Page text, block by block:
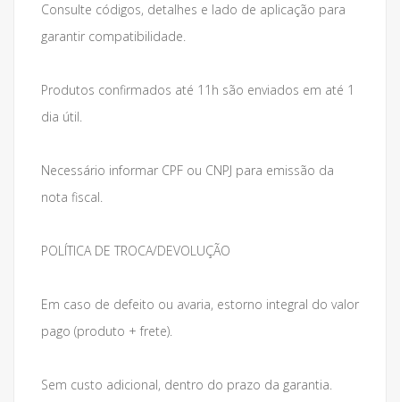
Consulte códigos, detalhes e lado de aplicação para
garantir compatibilidade.
Produtos confirmados até 11h são enviados em até 1
dia útil.
Necessário informar CPF ou CNPJ para emissão da
nota fiscal.
POLÍTICA DE TROCA/DEVOLUÇÃO
Em caso de defeito ou avaria, estorno integral do valor
pago (produto + frete).
Sem custo adicional, dentro do prazo da garantia.